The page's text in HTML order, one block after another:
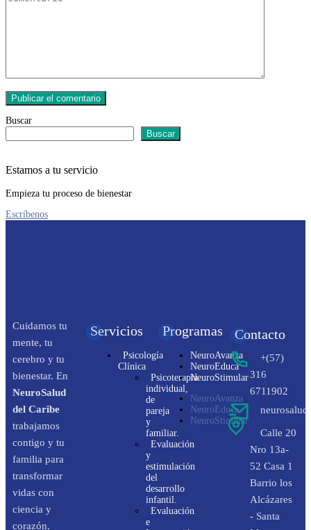
Buscar
Buscar
Estamos a tu servicio
Empieza tu proceso de bienestar
Escríbenos
Cuidamos tu
mente, tu
cerebro y tu
bienestar. En
NeuroSalud
del Caribe
trabajamos
contigo y tu
familia para
transformar
vidas con
ciencia y
corazón.
Servicios
Psicología
Clínica
Psicoterapia
individual,
de
pareja
y
familiar.
Evaluación
y
estimulación
del
desarrollo
infantil.
Evaluación
e
Programas
NeuroAvanza
NeuroEduca
NeuroStimular
NeuroAvanza
NeuroEduca
NeuroStimular
Contacto
+(57)
316
6711902
Calle 20
Nro 13a-
52 Casa 1
Barrio los
Alcázares
- Santa